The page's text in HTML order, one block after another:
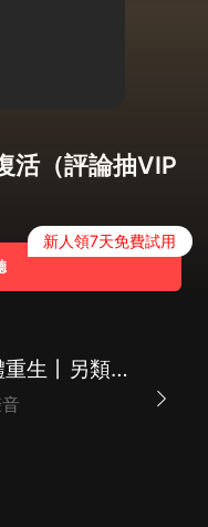
活（評論抽VIP
新人領7天免費試用
魔王在都市丨借體重生丨另類修真丨燒腦丨陰謀